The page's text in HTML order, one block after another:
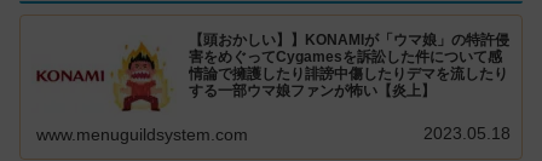
【頭おかしい】】KONAMIが「ウマ娘」の特許侵
害をめぐってCygamesを訴訟した件について感
情論で擁護したり誹謗中傷したりデマを流したり
する一部ウマ娘ファンが怖い【炎上】
www.menuguildsystem.com 2023.05.18